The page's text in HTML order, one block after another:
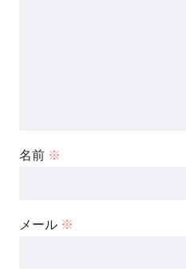
名前 ※
メール ※